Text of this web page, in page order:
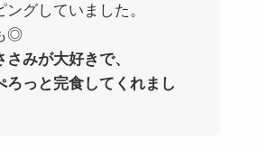
ングしていました。
◎
さみが大好きで、
ろっと完食してくれまし